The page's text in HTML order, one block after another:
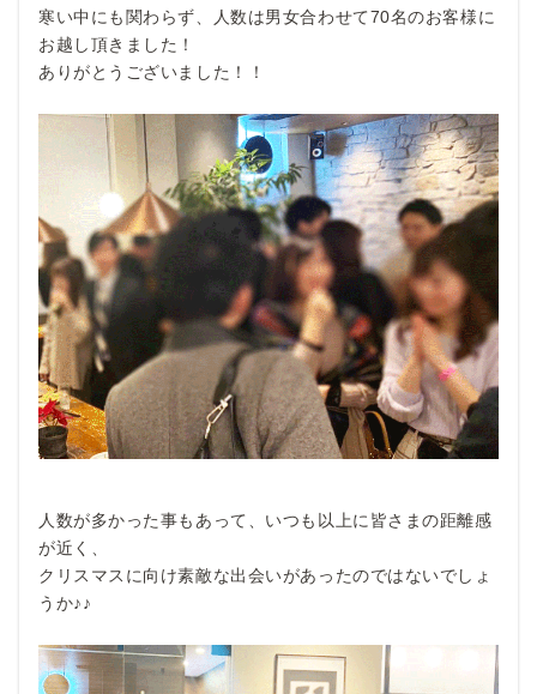
寒い中にも関わらず、人数は男女合わせて70名のお客様に
お越し頂きました！
ありがとうございました！！
人数が多かった事もあって、いつも以上に皆さまの距離感
が近く、
クリスマスに向け素敵な出会いがあったのではないでしょ
うか♪♪